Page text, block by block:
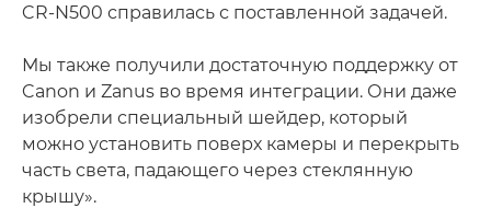
CR-N500 справилась с поставленной задачей.
Мы также получили достаточную поддержку от
Canon и Zanus во время интеграции. Они даже
изобрели специальный шейдер, который
можно установить поверх камеры и перекрыть
часть света, падающего через стеклянную
крышу».